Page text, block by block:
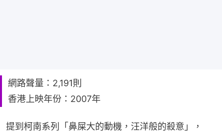
網路聲量：2,191則
香港上映年份：2007年
提到柯南系列「鼻屎大的動機，汪洋般的殺意」，